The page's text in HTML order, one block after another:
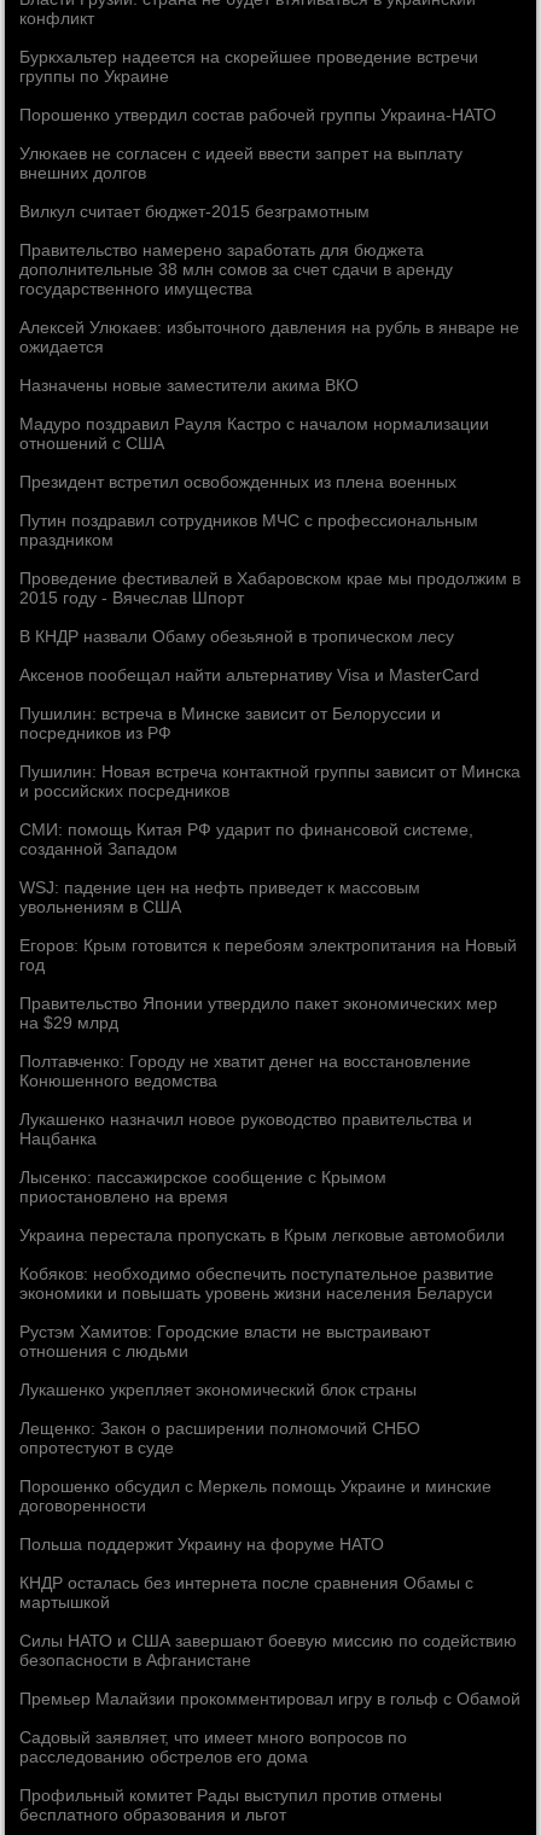
конфликт
Буркхальтер надеется на скорейшее проведение встречи
группы по Украине
Порошенко утвердил состав рабочей группы Украина-НАТО
Улюкаев не согласен с идеей ввести запрет на выплату
внешних долгов
Вилкул считает бюджет-2015 безграмотным
Правительство намерено заработать для бюджета
дополнительные 38 млн сомов за счет сдачи в аренду
государственного имущества
Алексей Улюкаев: избыточного давления на рубль в январе не
ожидается
Назначены новые заместители акима ВКО
Мадуро поздравил Рауля Кастро с началом нормализации
отношений с США
Президент встретил освобожденных из плена военных
Путин поздравил сотрудников МЧС с профессиональным
праздником
Проведение фестивалей в Хабаровском крае мы продолжим в
2015 году - Вячеслав Шпорт
В КНДР назвали Обаму обезьяной в тропическом лесу
Аксенов пообещал найти альтернативу Visa и MasterCard
Пушилин: встреча в Минске зависит от Белоруссии и
посредников из РФ
Пушилин: Новая встреча контактной группы зависит от Минска
и российских посредников
СМИ: помощь Китая РФ ударит по финансовой системе,
созданной Западом
WSJ: падение цен на нефть приведет к массовым
увольнениям в США
Егоров: Крым готовится к перебоям электропитания на Новый
год
Правительство Японии утвердило пакет экономических мер
на $29 млрд
Полтавченко: Городу не хватит денег на восстановление
Конюшенного ведомства
Лукашенко назначил новое руководство правительства и
Нацбанка
Лысенко: пассажирское сообщение с Крымом
приостановлено на время
Украина перестала пропускать в Крым легковые автомобили
Кобяков: необходимо обеспечить поступательное развитие
экономики и повышать уровень жизни населения Беларуси
Рустэм Хамитов: Городские власти не выстраивают
отношения с людьми
Лукашенко укрепляет экономический блок страны
Лещенко: Закон о расширении полномочий СНБО
опротестуют в суде
Порошенко обсудил с Меркель помощь Украине и минские
договоренности
Польша поддержит Украину на форуме НАТО
КНДР осталась без интернета после сравнения Обамы с
мартышкой
Силы НАТО и США завершают боевую миссию по содействию
безопасности в Афганистане
Премьер Малайзии прокомментировал игру в гольф с Обамой
Садовый заявляет, что имеет много вопросов по
расследованию обстрелов его дома
Профильный комитет Рады выступил против отмены
бесплатного образования и льгот